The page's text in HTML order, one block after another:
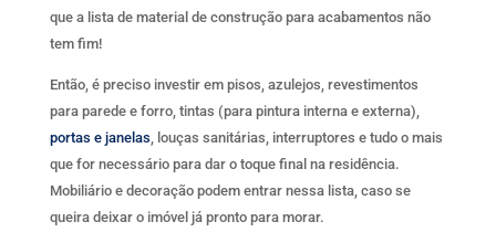
que a lista de material de construção para acabamentos não
tem fim!
Então, é preciso investir em pisos, azulejos, revestimentos
para parede e forro, tintas (para pintura interna e externa),
portas e janelas , louças sanitárias, interruptores e tudo o mais
que for necessário para dar o toque final na residência.
Mobiliário e decoração podem entrar nessa lista, caso se
queira deixar o imóvel já pronto para morar.